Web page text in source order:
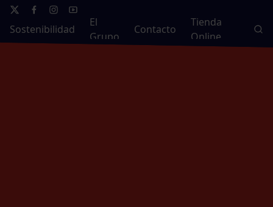
Sostenibilidad
El
Grupo
Contacto
Tienda
Online